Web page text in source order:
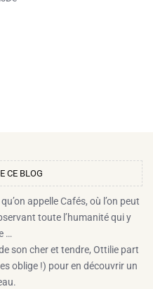
CE BLOG​
appelle Cafés, où l’on peut
toute l’humanité qui y
…
son cher et tendre, Ottilie part
oblige !) pour en découvrir un